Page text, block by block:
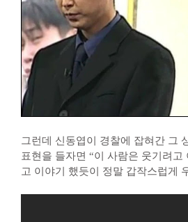
그런데 신동엽이 경찰에 잡혀간 그
표현을 들자면 “이 사람은 웃기려고
고 이야기 했듯이 정말 갑작스럽게